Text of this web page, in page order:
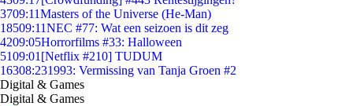
3709:11Masters of the Universe (He-Man)
18509:11NEC #77: Wat een seizoen is dit zeg
4209:05Horrorfilms #33: Halloween
5109:01 [Netflix #210] TUDUM
16308:231993: Vermissing van Tanja Groen #2
Digital & Games
Digital & Games